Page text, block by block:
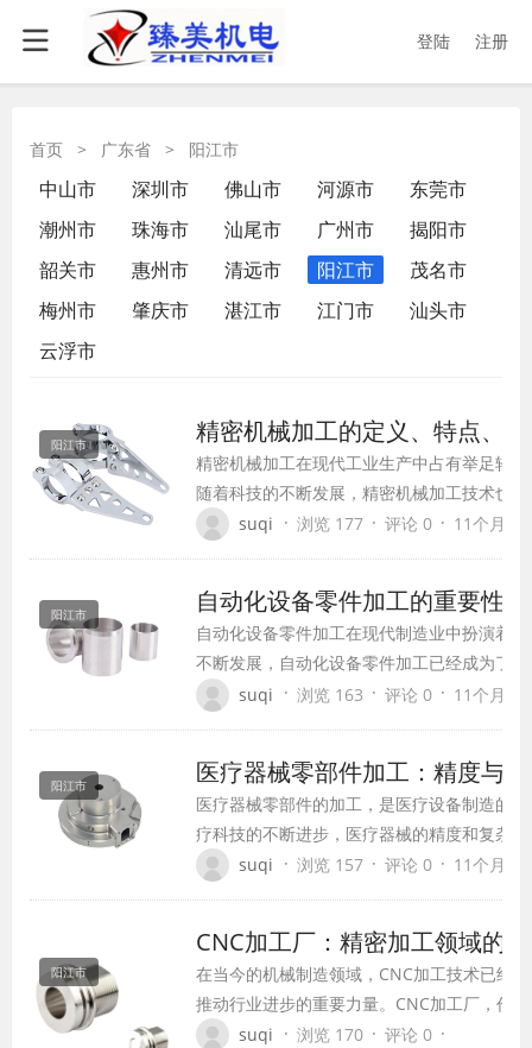
登陆 注册
首页 > 广东省 > 阳江市
中山市 深圳市 佛山市 河源市
东莞市
潮州市
珠海市 汕尾市 广州市
揭阳市
韶关市
惠州市 清远市 阳江市
茂名市
梅州市
肇庆市 湛江市 江门市
汕头市
云浮市
阳江市 精密机械加工的定义、特点、
精密机械加工在现代工业生产中占有举足轻
随着科技的不断发展，精密机械加工技术也
步，其在各个领域的应用越来越广泛。本文
suqi · 浏览 177 · 评论 0 · 11个月前
阳江市 自动化设备零件加工的重要性
自动化设备零件加工在现代制造业中扮演着
不断发展，自动化设备零件加工已经成为了
升产品质量的重要手段。本文将详细介绍自
suqi · 浏览 163 · 评论 0 · 11个月前
阳江市 医疗器械零部件加工：精度与
医疗器械零部件的加工，是医疗设备制造的
疗科技的不断进步，医疗器械的精度和复杂
对零部件加工提出了更高的要求。本文将从
suqi · 浏览 157 · 评论 0 · 11个月前
阳江市
CNC加工厂：精密加工领域的
在当今的机械制造领域，CNC加工技术已经
推动行业进步的重要力量。CNC加工厂，作
加工领域的佼佼者，以其高效、精准的特点
suqi · 浏览 170 · 评论 0 ·